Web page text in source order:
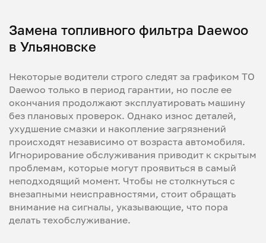
Замена топливного фильтра Daewoo
в Ульяновске
Некоторые водители строго следят за графиком ТО
Daewoo только в период гарантии, но после ее
окончания продолжают эксплуатировать машину
без плановых проверок. Однако износ деталей,
ухудшение смазки и накопление загрязнений
происходят независимо от возраста автомобиля.
Игнорирование обслуживания приводит к скрытым
проблемам, которые могут проявиться в самый
неподходящий момент. Чтобы не столкнуться с
внезапными неисправностями, стоит обращать
внимание на сигналы, указывающие, что пора
делать техобслуживание.